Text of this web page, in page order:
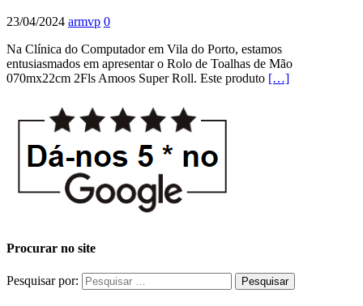
23/04/2024 armvp 0
Na Clínica do Computador em Vila do Porto, estamos
entusiasmados em apresentar o Rolo de Toalhas de Mão
070mx22cm 2Fls Amoos Super Roll. Este produto […]
Procurar no site
Pesquisar por: